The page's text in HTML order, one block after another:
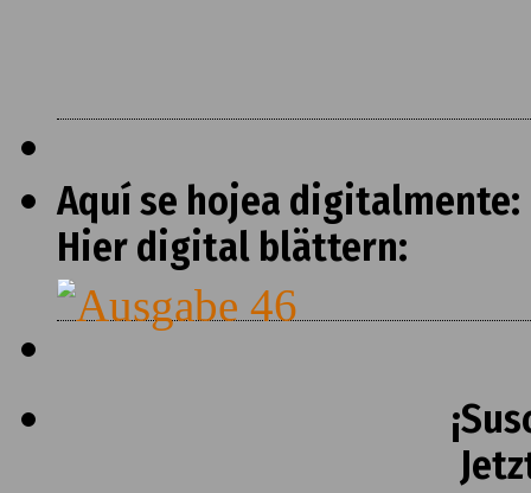
Aquí se hojea digitalmente:
Hier digital blättern: